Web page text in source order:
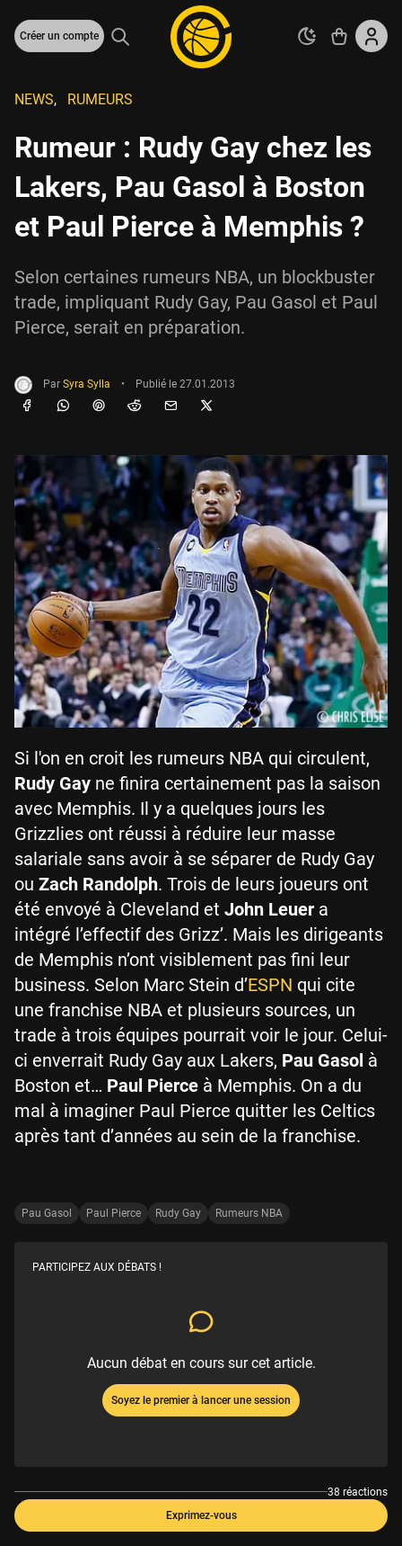
Créer un compte
NEWS, RUMEURS
Rumeur : Rudy Gay chez les
Lakers, Pau Gasol à Boston
et Paul Pierce à Memphis ?
Selon certaines rumeurs NBA, un blockbuster
trade, impliquant Rudy Gay, Pau Gasol et Paul
Pierce, serait en préparation.
Par Syra Sylla • Publié le 27.01.2013
Si l'on en croit les rumeurs NBA qui circulent,
Rudy Gay ne finira certainement pas la saison
avec Memphis. Il y a quelques jours les
Grizzlies ont réussi à réduire leur masse
salariale sans avoir à se séparer de Rudy Gay
ou Zach Randolph. Trois de leurs joueurs ont
été envoyé à Cleveland et John Leuer a
intégré l’effectif des Grizz’. Mais les dirigeants
de Memphis n’ont visiblement pas fini leur
business. Selon Marc Stein d’ESPN qui cite
une franchise NBA et plusieurs sources, un
trade à trois équipes pourrait voir le jour. Celui-
ci enverrait Rudy Gay aux Lakers, Pau Gasol à
Boston et… Paul Pierce à Memphis. On a du
mal à imaginer Paul Pierce quitter les Celtics
après tant d’années au sein de la franchise.
Pau Gasol Paul Pierce Rudy Gay Rumeurs NBA
PARTICIPEZ AUX DÉBATS !
Aucun débat en cours sur cet article.
Soyez le premier à lancer une session
38 réactions
Exprimez-vous